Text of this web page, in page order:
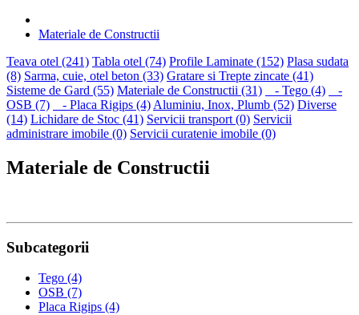
Materiale de Constructii
Teava otel (241) Tabla otel (74) Profile Laminate (152) Plasa sudata
(8) Sarma, cuie, otel beton (33) Gratare si Trepte zincate (41)
Sisteme de Gard (55) Materiale de Constructii (31) - Tego (4)
-
OSB (7)
- Placa Rigips (4) Aluminiu, Inox, Plumb (52) Diverse
(14) Lichidare de Stoc (41) Servicii transport (0) Servicii
administrare imobile (0) Servicii curatenie imobile (0)
Materiale de Constructii
Subcategorii
Tego (4)
OSB (7)
Placa Rigips (4)